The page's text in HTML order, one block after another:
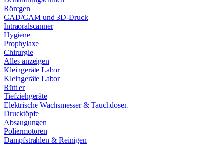
Röntgen
CAD/CAM und 3D-Druck
Intraoralscanner
Hygiene
Prophylaxe
Chirurgie
Alles anzeigen
Kleingeräte Labor
Kleingeräte Labor
Rüttler
Tiefziehgeräte
Elektrische Wachsmesser & Tauchdosen
Drucktöpfe
Absaugungen
Poliermotoren
Dampfstrahlen & Reinigen